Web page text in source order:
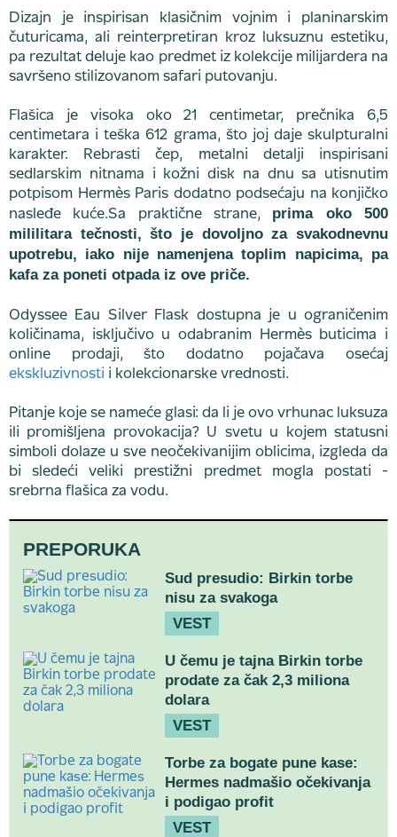
Dizajn je inspirisan klasičnim vojnim i planinarskim
čuturicama, ali reinterpretiran kroz luksuznu estetiku,
pa rezultat deluje kao predmet iz kolekcije milijardera na
savršeno stilizovanom safari putovanju.
Flašica je visoka oko 21 centimetar, prečnika 6,5
centimetara i teška 612 grama, što joj daje skulpturalni
karakter. Rebrasti čep, metalni detalji inspirisani
sedlarskim nitnama i kožni disk na dnu sa utisnutim
potpisom Hermès Paris dodatno podsećaju na konjičko
nasleđe kuće.Sa praktične strane, prima oko 500
mililitara tečnosti, što je dovoljno za svakodnevnu
upotrebu, iako nije namenjena toplim napicima, pa
kafa za poneti otpada iz ove priče.
Odyssee Eau Silver Flask dostupna je u ograničenim
količinama, isključivo u odabranim Hermès buticima i
online prodaji, što dodatno pojačava osećaj
ekskluzivnosti i kolekcionarske vrednosti.
Pitanje koje se nameće glasi: da li je ovo vrhunac luksuza
ili promišljena provokacija? U svetu u kojem statusni
simboli dolaze u sve neočekivanijim oblicima, izgleda da
bi sledeći veliki prestižni predmet mogla postati -
srebrna flašica za vodu.
PREPORUKA
Sud presudio: Birkin torbe
nisu za svakoga
VEST
U čemu je tajna Birkin torbe
prodate za čak 2,3 miliona
dolara
VEST
Torbe za bogate pune kase:
Hermes nadmašio očekivanja
i podigao profit
VEST